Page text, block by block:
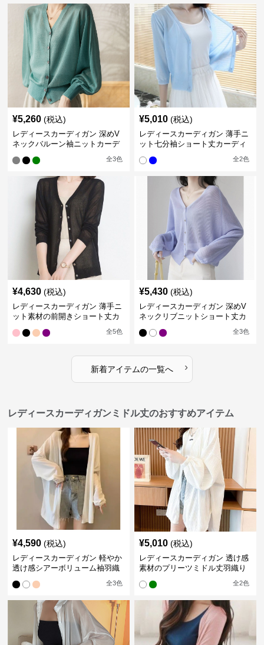
¥5,260 (税込)
レディースカーディガン 深めV
ネックバルーン袖ニットカーデ
全3色
¥5,010 (税込)
レディースカーディガン 薄手ニ
ット七分袖ショート丈カーディ
全2色
¥4,630 (税込)
レディースカーディガン 薄手ニ
ット素材の前開きショート丈カ
全5色
¥5,430 (税込)
レディースカーディガン 深めV
ネックリブニットショート丈カ
全3色
新着アイテムの一覧へ ›
レディースカーディガンミドル丈のおすすめアイテム
¥4,590 (税込)
レディースカーディガン 軽やか
透け感シアーボリューム袖羽織
全3色
¥5,010 (税込)
レディースカーディガン 透け感
素材のプリーツミドル丈羽織り
全2色